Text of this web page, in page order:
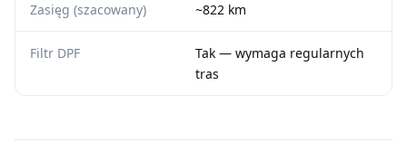
Zasięg (szacowany) ~822 km
Filtr DPF
Tak — wymaga regularnych
tras